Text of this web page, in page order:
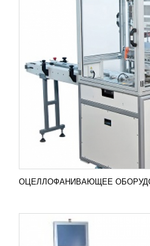
ОЦЕЛЛОФАНИВАЮЩЕЕ
ШПИГОРЕЗКА RUHLE
УЗНАТЬ ЦЕНУ
Компания RUHLE
шпигорезками, которые
различными фигурами
подмороженное до 5°С
ПОДРОБНЕЕ